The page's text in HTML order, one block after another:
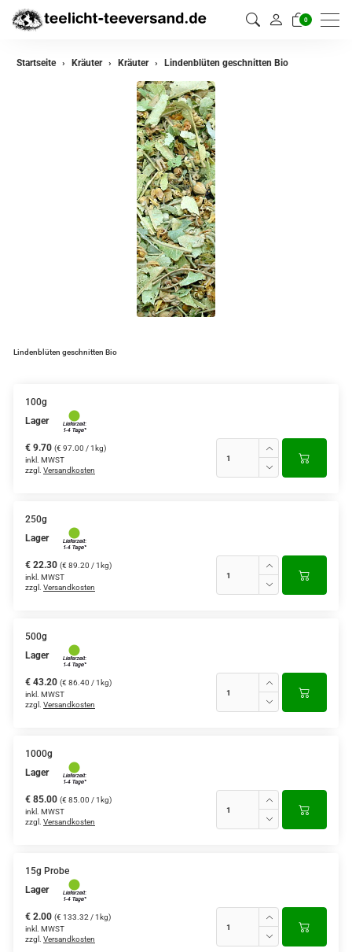
0
zurück
Startseite Kräuter Kräuter Lindenblüten geschnitten Bio
Lindenblüten geschnitten Bio
100g
Lager
€ 9.70 (€ 97.00 / 1kg)
inkl. MWST
zzgl. Versandkosten
250g
Lager
€ 22.30 (€ 89.20 / 1kg)
inkl. MWST
zzgl. Versandkosten
500g
Lager
€ 43.20 (€ 86.40 / 1kg)
inkl. MWST
zzgl. Versandkosten
1000g
Lager
€ 85.00 (€ 85.00 / 1kg)
inkl. MWST
zzgl. Versandkosten
15g Probe
Lager
€ 2.00 (€ 133.32 / 1kg)
inkl. MWST
zzgl. Versandkosten